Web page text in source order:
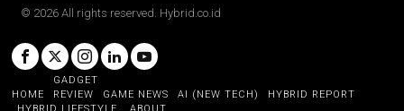
© 2026 All rights reserved. Hybrid.co.id
HOME
GADGET
REVIEW
GAME NEWS AI (NEW TECH)
HYBRID REPORT